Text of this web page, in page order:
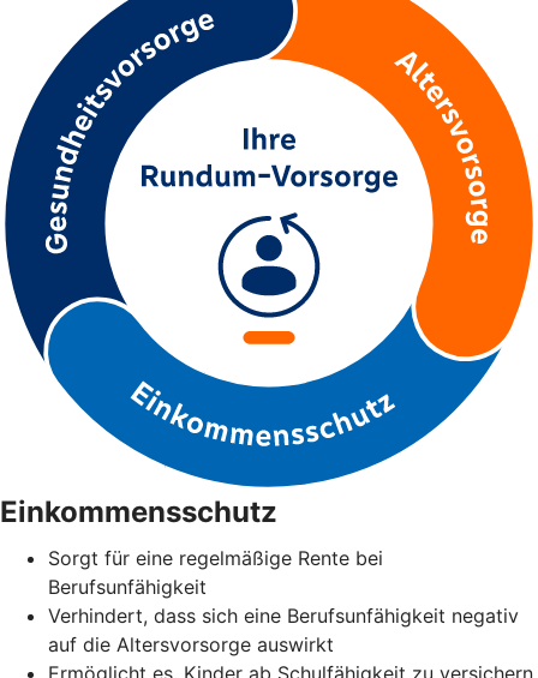
Einkommensschutz
Sorgt für eine regelmäßige Rente bei
Berufsunfähigkeit
Verhindert, dass sich eine Berufsunfähigkeit negativ
auf die Altersvorsorge auswirkt
Ermöglicht es, Kinder ab Schulfähigkeit zu versichern